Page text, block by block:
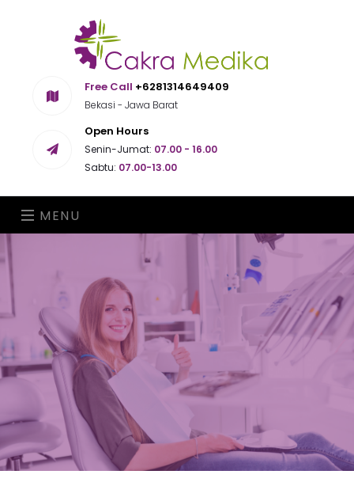
Free Call +6281314649409
Bekasi - Jawa Barat
Open Hours
Senin-Jumat: 07.00 - 16.00
Sabtu: 07.00-13.00
MENU